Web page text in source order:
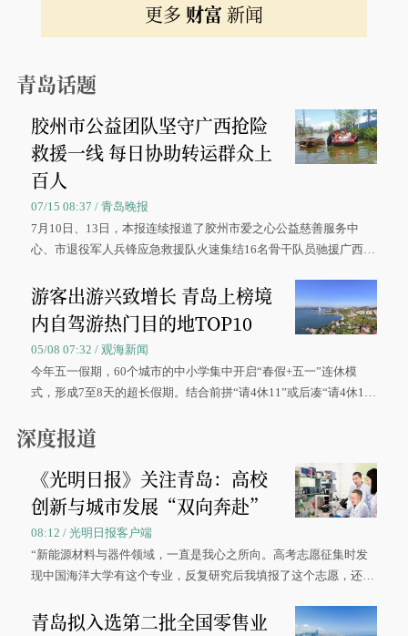
更多 财富 新闻
青岛话题
胶州市公益团队坚守广西抢险
救援一线 每日协助转运群众上
百人
07/15 08:37 / 青岛晚报
7月10日、13日，本报连续报道了胶州市爱之心公益慈善服务中
心、市退役军人兵锋应急救援队火速集结16名骨干队员驰援广西灾
游客出游兴致增长 青岛上榜境
内自驾游热门目的地TOP10
05/08 07:32 / 观海新闻
今年五一假期，60个城市的中小学集中开启“春假+五一”连休模
式，形成7至8天的超长假期。结合前拼“请4休11”或后凑“请4休1
深度报道
《光明日报》关注青岛：高校
创新与城市发展“双向奔赴”
08:12 / 光明日报客户端
“新能源材料与器件领域，一直是我心之所向。高考志愿征集时发
现中国海洋大学有这个专业，反复研究后我填报了这个志愿，还真
大学材料科学与工程学院材料类专业的录取通知书。
青岛拟入选第二批全国零售业